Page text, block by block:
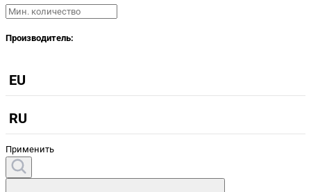
Производитель:
EU
RU
Применить